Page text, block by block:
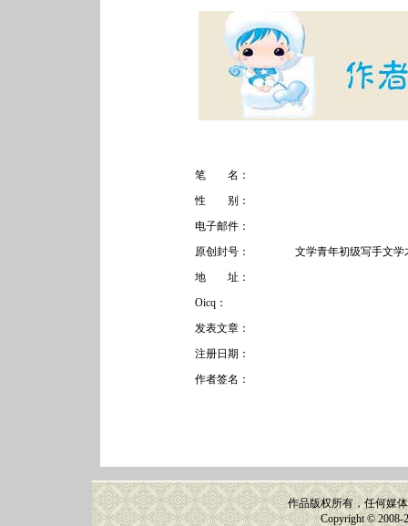
笔 名：
性 别：
电子邮件：
原创封号：
文学青年初级写手文
地 址：
Oicq：
发表文章：
注册日期：
作者签名：
作品版权所有，任何媒
Copyright © 2008-